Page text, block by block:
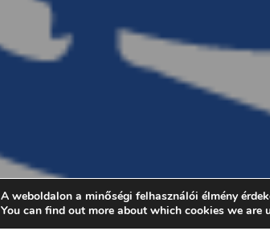
A weboldalon a minőségi felhasználói élmény
You can find out more about which cookies we